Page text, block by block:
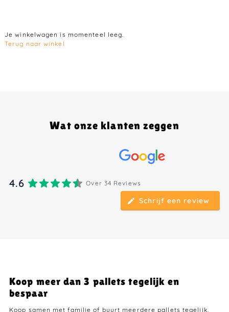
Je winkelwagen is momenteel leeg.
Terug naar winkel
Wat onze klanten zeggen
4.6 Over 34 Reviews
Schrijf een review
Koop meer dan 3 pallets tegelijk en
bespaar
Koop samen met familie of buurt meerdere pallets tegelijk.